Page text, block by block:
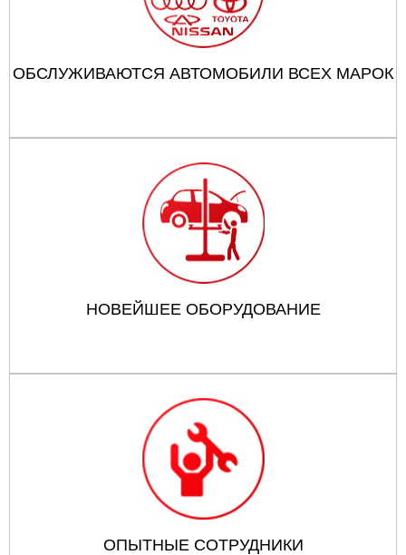
ОБСЛУЖИВАЮТСЯ АВТОМОБИЛИ ВСЕХ МАРОК
НОВЕЙШЕЕ ОБОРУДОВАНИЕ
ОПЫТНЫЕ СОТРУДНИКИ